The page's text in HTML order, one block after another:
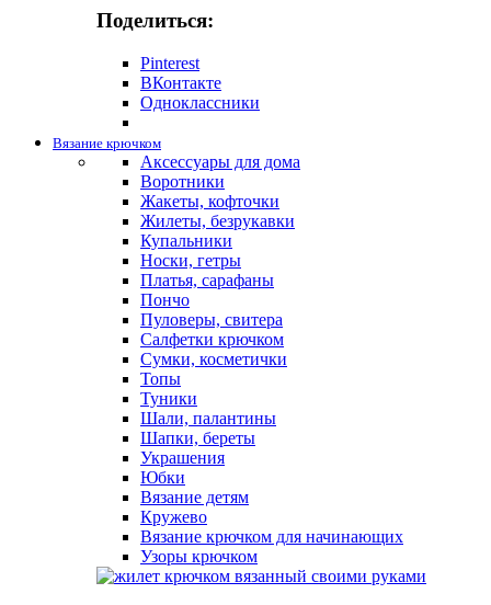
Поделиться:
Pinterest
ВКонтакте
Одноклассники
Вязание крючком
Аксессуары для дома
Воротники
Жакеты, кофточки
Жилеты, безрукавки
Купальники
Носки, гетры
Платья, сарафаны
Пончо
Пуловеры, свитера
Салфетки крючком
Сумки, косметички
Топы
Туники
Шали, палантины
Шапки, береты
Украшения
Юбки
Вязание детям
Кружево
Вязание крючком для начинающих
Узоры крючком